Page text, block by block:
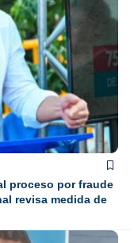
proceso por fraude
revisa medida de